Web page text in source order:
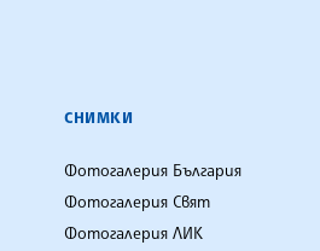
СНИМКИ
Фотогалерия България
Фотогалерия Свят
Фотогалерия ЛИК